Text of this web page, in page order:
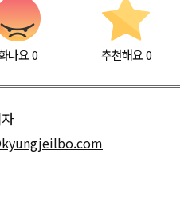
나요0 추천해요 0